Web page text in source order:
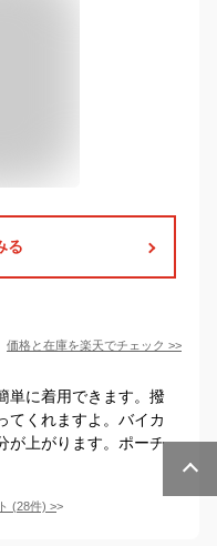
る
価格と在庫を楽天でチェック >>
単に着用できます。撥
てくれますよ。バイカ
が上がります。ポーチ
(28件) >